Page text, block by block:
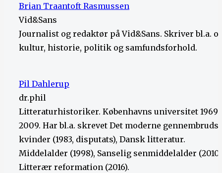
Brian Traantoft Rasmussen
Vid&Sans
Journalist og redaktør på Vid&Sans. Skriver bl.a.
kultur, historie, politik og samfundsforhold.
Pil Dahlerup
dr.phil
Litteraturhistoriker. Københavns universitet 1969-
2009. Har bl.a. skrevet Det moderne gennembruds
kvinder (1983, disputats), Dansk litteratur.
Middelalder (1998), Sanselig senmiddelalder
Litterær reformation (2016).